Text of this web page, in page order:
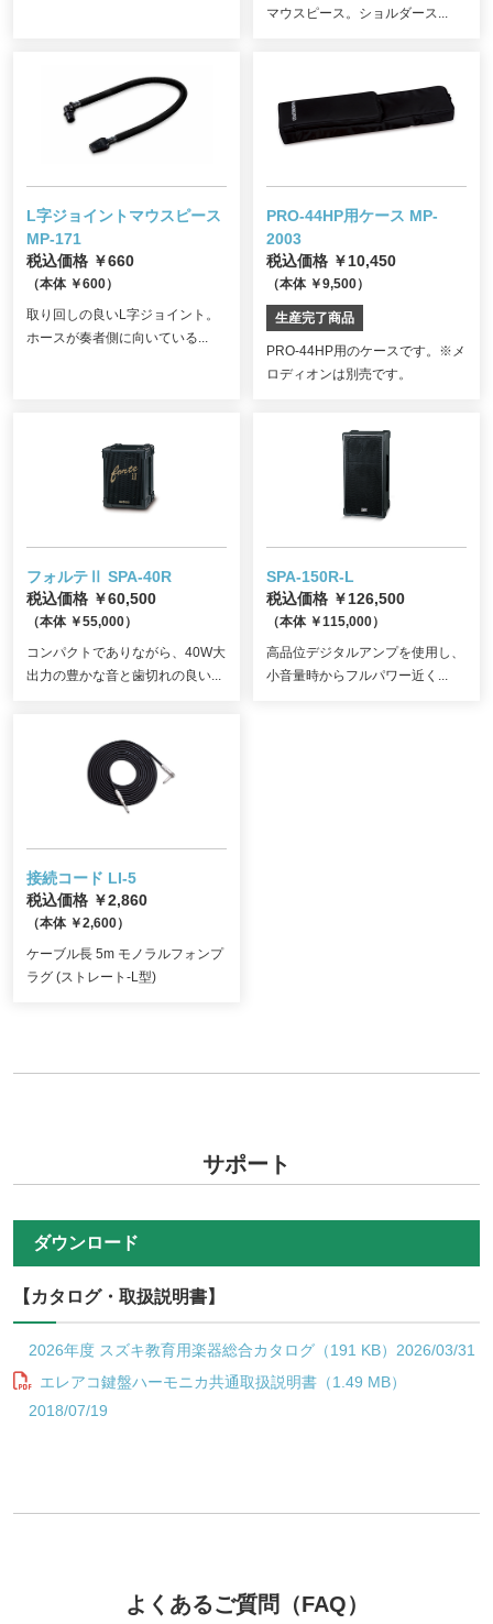
マウスピース。ショルダース...
L字ジョイントマウスピース
MP-171
税込価格 ￥660
（本体 ￥600）
取り回しの良いL字ジョイント。
ホースが奏者側に向いている...
PRO-44HP用ケース MP-
2003
税込価格 ￥10,450
（本体 ￥9,500）
生産完了商品
PRO-44HP用のケースです。※メ
ロディオンは別売です。
フォルテⅡ SPA-40R
税込価格 ￥60,500
（本体 ￥55,000）
コンパクトでありながら、40W大
出力の豊かな音と歯切れの良い...
SPA-150R-L
税込価格 ￥126,500
（本体 ￥115,000）
高品位デジタルアンプを使用し、
小音量時からフルパワー近く...
接続コード LI-5
税込価格 ￥2,860
（本体 ￥2,600）
ケーブル長 5m モノラルフォンプ
ラグ (ストレート-L型)
サポート
ダウンロード
【カタログ・取扱説明書】
2026年度 スズキ教育用楽器総合カタログ（191 KB）2026/03/31
エレアコ鍵盤ハーモニカ共通取扱説明書（1.49 MB）
2018/07/19
よくあるご質問（FAQ）